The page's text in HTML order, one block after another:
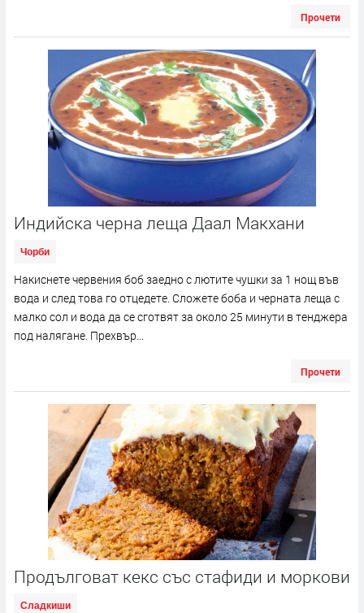
Прочети
Индийска черна леща Даал Макхани
Чорби
Накиснете червения боб заедно с лютите чушки за 1 нощ във
вода и след това го отцедете. Сложете боба и черната леща с
малко сол и вода да се сготвят за около 25 минути в тенджера
под налягане. Прехвър...
Прочети
Продълговат кекс със стафиди и моркови
Сладкиши